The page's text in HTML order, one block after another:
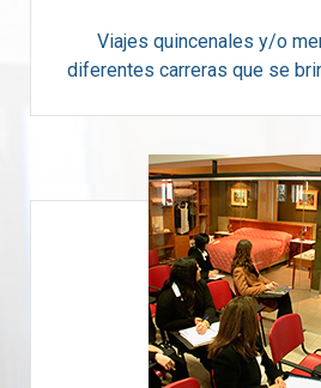
Viajes quincenales y/o
diferentes carreras que se